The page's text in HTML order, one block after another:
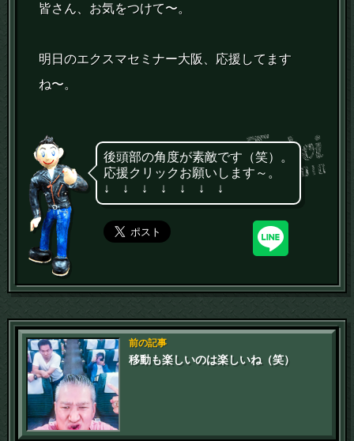
皆さん、お気をつけて〜。
明日のエクスマセミナー大阪、応援してます
ね〜。
後頭部の角度が素敵です（笑）。
応援クリックお願いします～。
↓ ↓ ↓ ↓ ↓ ↓ ↓
前の記事
移動も楽しいのは楽しいね（笑）